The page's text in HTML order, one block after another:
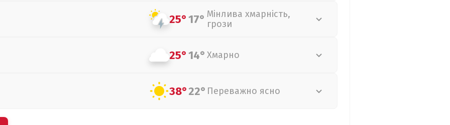
25°17° Мінлива хмарність,
грози
25°14° Хмарно
38°22° Переважно ясно